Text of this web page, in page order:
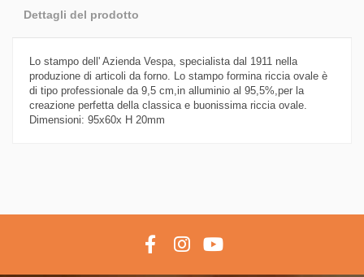
Dettagli del prodotto
Lo stampo dell' Azienda Vespa, specialista dal 1911 nella
produzione di articoli da forno. Lo stampo formina riccia ovale è
di tipo professionale da 9,5 cm,in alluminio al 95,5%,per la
creazione perfetta della classica e buonissima riccia ovale.
Dimensioni: 95x60x H 20mm